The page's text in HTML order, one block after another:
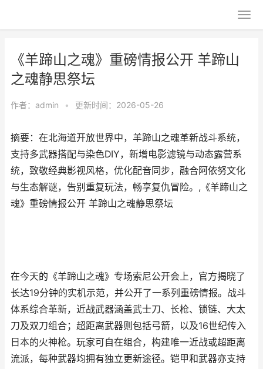
《羊蹄山之魂》重磅情报公开 羊蹄山
之魂静思祭坛
作者： admin • 更新时间：2026-05-26
摘要：在北海道开放世界中，羊蹄山之魂革新战斗系统，
支持多武器搭配与染色DIY，新增电影滤镜与动态露营系
统，致敬经典影视风格，优化配音同步，融合阿依努文化
与生态解谜，告别重复玩法，畅享复仇冒险。,《羊蹄山之
魂》重磅情报公开 羊蹄山之魂静思祭坛
在今天的《羊蹄山之魂》专场索尼公开会上，官方揭晓了
长达19分钟的实机示范，并公开了一系列重磅情报。战斗
体系综合革新，近战武器涵盖武士刀、长枪、锁链、大太
刀及双刀组合；超距离武器则包括弓箭，以及16世纪传入
日本的火神枪。玩家可自在组合，构建唯一近战或超距离
流派，每种武器均拥有独立更新途径。铠甲和武器亦支持